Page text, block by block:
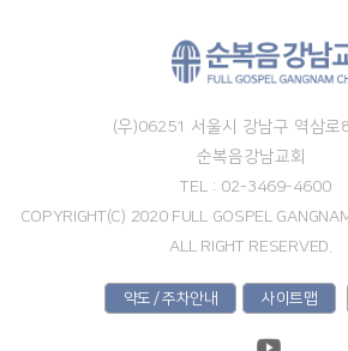
(우)06251 서울시 강남구 역삼로
순복음강남교회
TEL : 02-3469-4600
COPYRIGHT(C) 2020 FULL GOSPEL
ALL RIGHT RESERVED.
약도 / 주차안내 사이트맵